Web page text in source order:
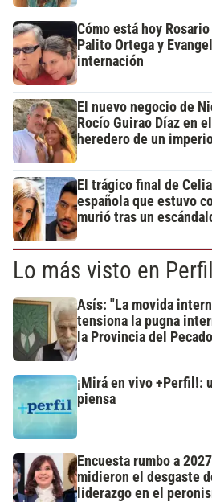
Cómo está hoy
Palito Ortega y
internación
El nuevo negocio de
Rocío Guirao Díaz en
heredero de un
El trágico final de
española que estuvo
murió tras un
Lo más visto en Perfil
Asís: "La movida
tensiona la pugna
la Provincia del
¡Mirá en vivo +Perfil!:
piensa
Encuesta rumbo a
midieron el desgaste
liderazgo en el